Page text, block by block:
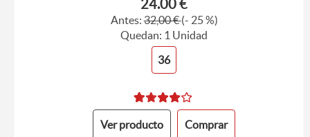
24.00 €
Antes:32,00 €(- 25 %)
Quedan: 1 Unidad
36
Ver producto Comprar